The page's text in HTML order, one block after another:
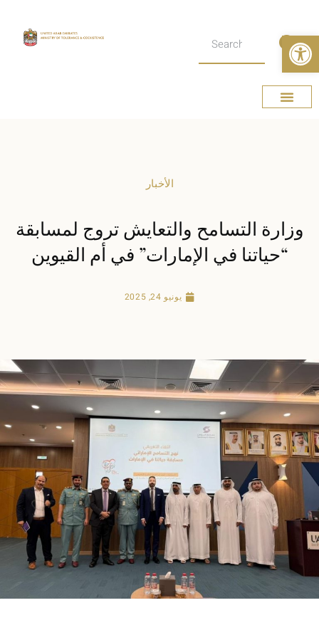
الأخبار
وزارة التسامح والتعايش تروج لمسابقة
“حياتنا في الإمارات” في أم القيوين
يونيو 24, 2025
Open toolbar